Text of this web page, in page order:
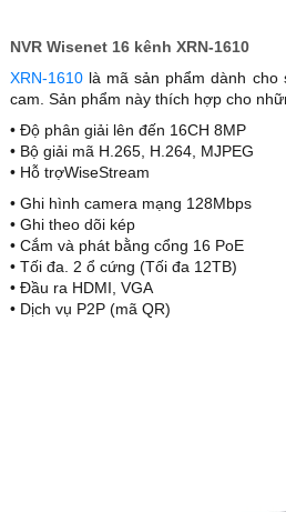
NVR Wisenet 16 kênh XRN-1610
XRN-1610 là mã sản phẩm dành
cam. Sản phẩm này thích hợp cho
• Độ phân giải lên đến 16CH 8MP
• Bộ giải mã H.265, H.264, MJPEG
• Hỗ trợWiseStream
• Ghi hình camera mạng 128Mbps
• Ghi theo dõi kép
• Cắm và phát bằng cổng 16 PoE
• Tối đa. 2 ổ cứng (Tối đa 12TB)
• Đầu ra HDMI, VGA
• Dịch vụ P2P (mã QR)